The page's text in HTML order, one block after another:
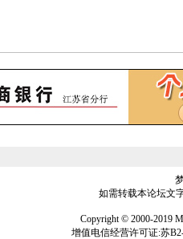
如需转载本论坛文
Copyright © 2000-2019
增值电信经营许可证:苏